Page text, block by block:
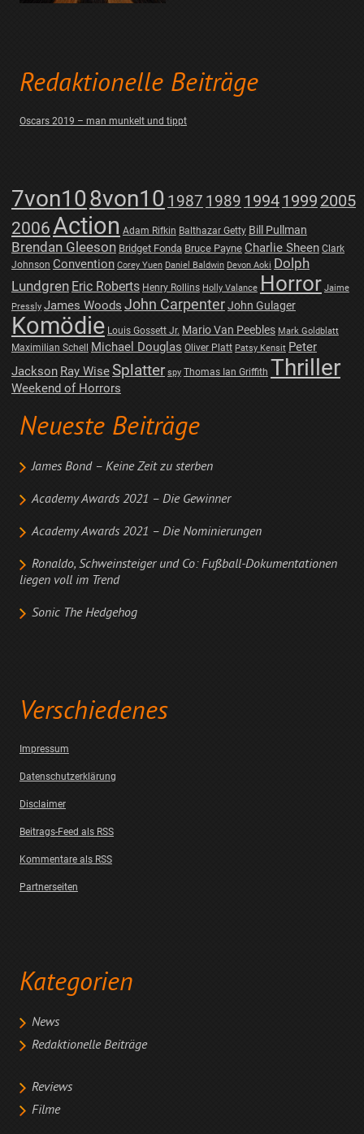
Redaktionelle Beiträge
Oscars 2019 – man munkelt und tippt
7von108von10 1987 1989 19941999 2005
2006Action Adam Rifkin Balthazar Getty Bill Pullman
Brendan Gleeson Bridget Fonda Bruce Payne Charlie Sheen Clark
Johnson Convention Corey Yuen Daniel Baldwin Devon Aoki Dolph
Lundgren Eric Roberts Henry Rollins Holly Valance Horror Jaime
Pressly James Woods John CarpenterJohn Gulager
Komödie Louis Gossett Jr. Mario Van Peebles Mark Goldblatt
Maximilian Schell Michael Douglas Oliver Platt Patsy Kensit Peter
Jackson Ray WiseSplatter spy Thomas Ian Griffith Thriller
Weekend of Horrors
Neueste Beiträge
James Bond – Keine Zeit zu sterben
Academy Awards 2021 – Die Gewinner
Academy Awards 2021 – Die Nominierungen
Ronaldo, Schweinsteiger und Co: Fußball-Dokumentationen
liegen voll im Trend
Sonic The Hedgehog
Verschiedenes
Impressum
Datenschutzerklärung
Disclaimer
Beitrags-Feed als RSS
Kommentare als RSS
Partnerseiten
Kategorien
News
Redaktionelle Beiträge
Reviews
Filme